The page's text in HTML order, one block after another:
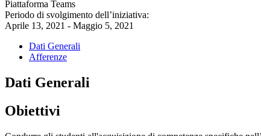
Piattaforma Teams
Periodo di svolgimento dell’iniziativa:
Aprile 13, 2021 - Maggio 5, 2021
Dati Generali
Afferenze
Dati Generali
Obiettivi